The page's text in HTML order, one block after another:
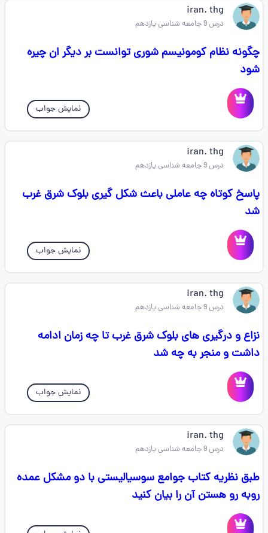
iran. thg
درس 9 جامعه شناسی یازدهم
چگونه نظام کومونیسم شوری توانست بر دیگر ان چیره
شود
نمایش جواب
iran. thg
درس 9 جامعه شناسی یازدهم
پاسخ کوتاه چه عاملی باعث شکل گیری بلوک شرق غرب
شد
نمایش جواب
iran. thg
درس 9 جامعه شناسی یازدهم
نزاع و درگیری های بلوک شرق غرب تا چه زمان ادامه
داشت و منجر به چه شد
نمایش جواب
iran. thg
درس 9 جامعه شناسی یازدهم
طبق نظریه کتاب جوامع سوسیالیستی با دو مشکل عمده
روبه رو هستن آن را بیان کنید